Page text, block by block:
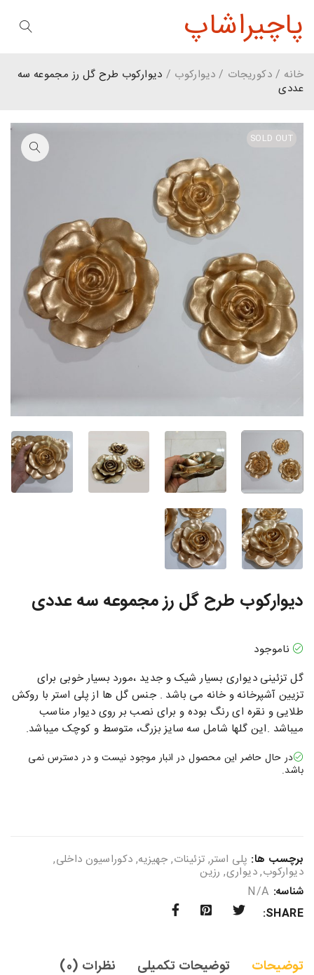
پاچیراشاپ
خانه / دکوریجات / دیوارکوب / دیوارکوب طرح گل رز مجموعه سه
عددی
SOLD OUT
دیوارکوب طرح گل رز مجموعه سه عددی
ناموجود
گل تزئینی دیواری بسیار شیک و جدید ،مورد بسیار خوبی برای
تزیین آشپرخانه و خانه می باشد . جنس گل ها از پلی استر با روکش
طلایی و نقره ای رنگ بوده و برای نصب بر روی دیوار مناسب
میباشد .این گلها شامل سه سایز بزرگ، متوسط و کوچک میباشد.
در حال حاضر این محصول در انبار موجود نیست و در دسترس نمی
باشد.
برچسب ها: پلی استر, تزئینات, جهیزیه, دکوراسیون داخلی,
دیوارکوب,دیواری, رزین
شناسه: N/A
SHARE:
توضیحات توضیحات تکمیلی نظرات (0)